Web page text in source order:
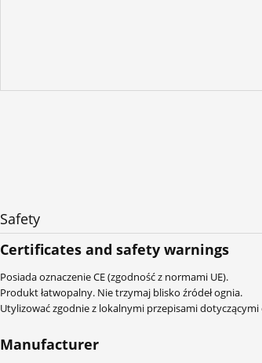
Safety
Certificates and safety warnings
Posiada oznaczenie CE (zgodność z normami UE).
Produkt łatwopalny. Nie trzymaj blisko źródeł ognia.
Utylizować zgodnie z lokalnymi przepisami
Manufacturer